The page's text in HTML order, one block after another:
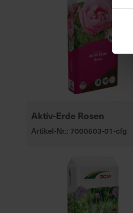
Aktiv-Erde Rosen
Artikel-Nr.: 7000503-01-cfg